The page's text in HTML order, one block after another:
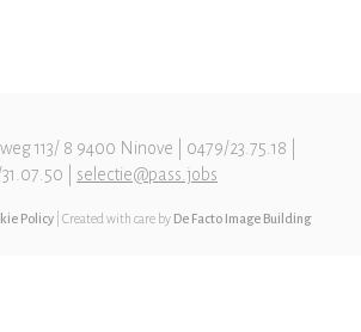
113/ 8 9400 Ninove | 0479/23.75.18 |
| selectie@pass.jobs
Policy | Created with care by De Facto Image Building